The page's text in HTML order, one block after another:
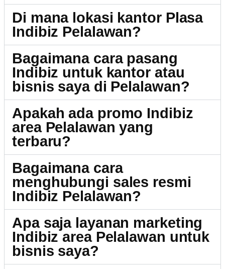
Di mana lokasi kantor Plasa
Indibiz Pelalawan?
Bagaimana cara pasang
Indibiz untuk kantor atau
bisnis saya di Pelalawan?
Apakah ada promo Indibiz
area Pelalawan yang
terbaru?
Bagaimana cara
menghubungi sales resmi
Indibiz Pelalawan?
Apa saja layanan marketing
Indibiz area Pelalawan untuk
bisnis saya?